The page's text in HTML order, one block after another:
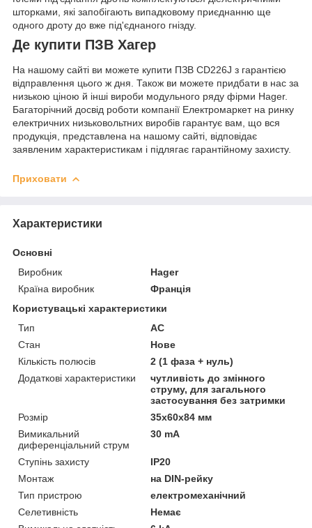
шторками, які запобігають випадковому приєднанню ще
одного дроту до вже під'єднаного гнізду.
Де купити ПЗВ Хагер
На нашому сайті ви можете купити ПЗВ CD226J з гарантією
відправлення цього ж дня. Також ви можете придбати в нас за
низькою ціною й інші вироби модульного ряду фірми Hager.
Багаторічний досвід роботи компанії Електромаркет на ринку
електричних низьковольтних виробів гарантує вам, що вся
продукція, представлена на нашому сайті, відповідає
заявленим характеристикам і підлягає гарантійному захисту.
Приховати
Характеристики
Основні
Виробник
Hager
Країна виробник
Франція
Користувацькі характеристики
Тип
AC
Стан
Нове
Кількість полюсів
2 (1 фаза + нуль)
Додаткові характеристики
чутливість до змінного
струму, для загального
застосування без затримки
Розмір
35x60x84 мм
Вимикальний
диференціальний струм
30 mA
Ступінь захисту
IP20
Монтаж
на DIN-рейку
Тип пристрою
електромеханічний
Селетивність
Немає